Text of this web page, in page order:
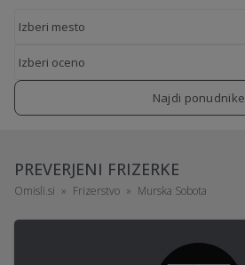
Najdi ponudnike
PREVERJENI FRIZERKE
Omisli.si Frizerstvo Murska Sobota